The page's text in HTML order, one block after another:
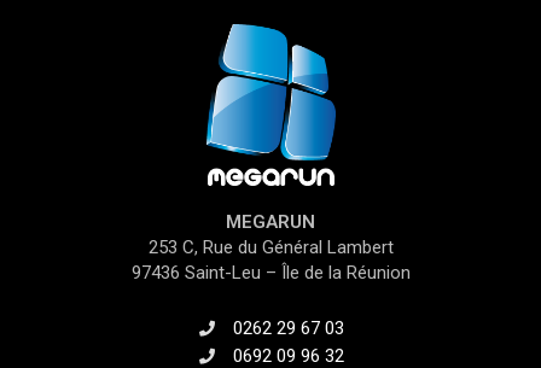
MEGARUN
253 C, Rue du Général Lambert
97436 Saint-Leu – Île de la Réunion
0262 29 67 03
0692 09 96 32